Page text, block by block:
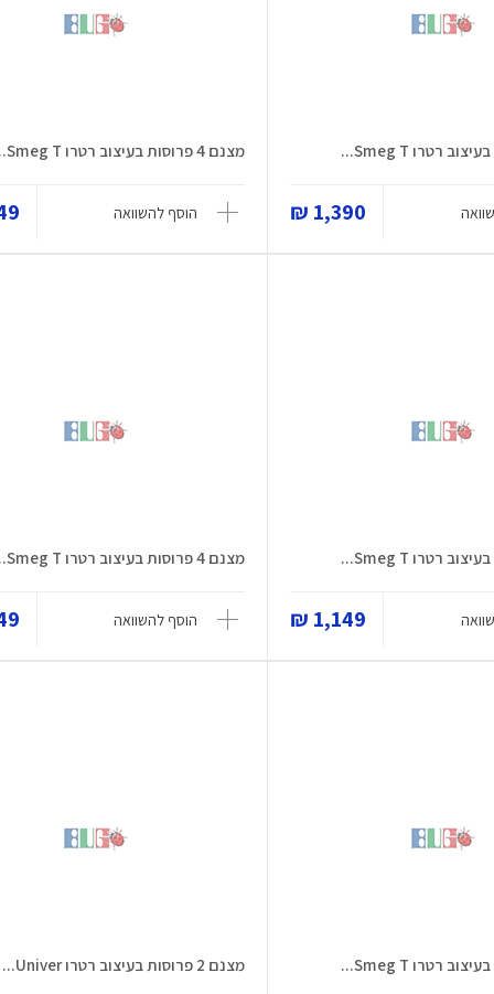
1,390 ₪
מצנם 4 פרוסות בעיצוב רטרו Smeg T...
הוסף להשוואה ₪
1,149 ₪
מצנם 4 פרוסות בעיצוב רטרו Smeg T...
הוסף להשוואה ₪
מצנם 2 פרוסות בעיצוב רטרו Univer...